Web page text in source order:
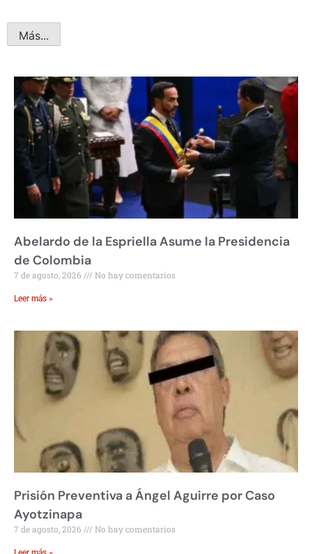
Más...
Abelardo de la Espriella Asume la Presidencia
de Colombia
7 de agosto, 2026 No hay comentarios
Leer más »
Prisión Preventiva a Ángel Aguirre por Caso
Ayotzinapa
7 de agosto, 2026 No hay comentarios